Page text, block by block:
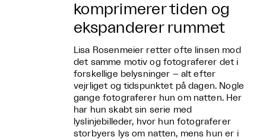
komprimerer tiden og
ekspanderer rummet
Lisa Rosenmeier retter ofte linsen mod
det samme motiv og fotograferer det i
forskellige belysninger – alt efter
vejrliget og tidspunktet på dagen. Nogle
gange fotograferer hun om natten. Her
har hun skabt sin serie med
lyslinjebilleder, hvor hun fotograferer
storbyers lys om natten, mens hun er i